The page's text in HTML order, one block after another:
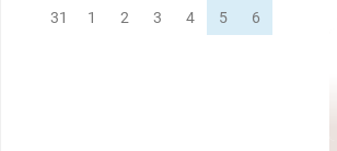
31
1 2 3 4 5 6